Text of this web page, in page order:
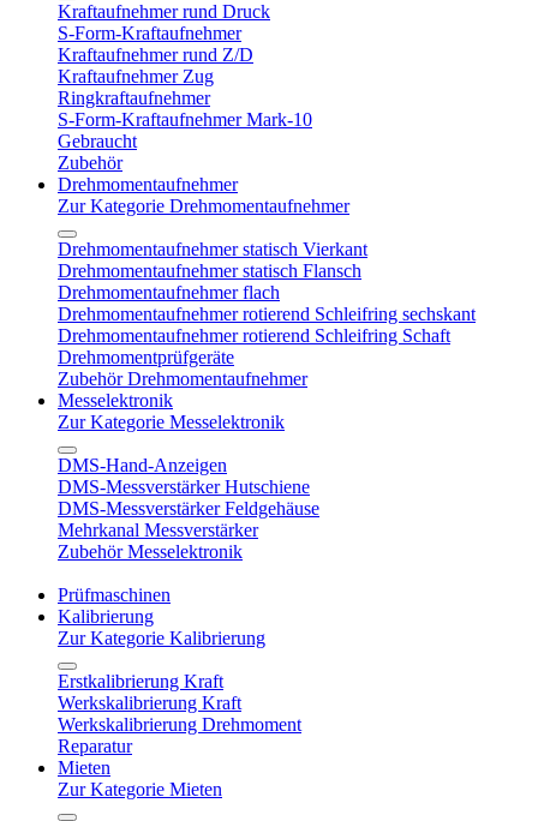
Kraftaufnehmer rund Druck
S-Form-Kraftaufnehmer
Kraftaufnehmer rund Z/D
Kraftaufnehmer Zug
Ringkraftaufnehmer
S-Form-Kraftaufnehmer Mark-10
Gebraucht
Zubehör
Drehmomentaufnehmer
Zur Kategorie Drehmomentaufnehmer
Drehmomentaufnehmer statisch Vierkant
Drehmomentaufnehmer statisch Flansch
Drehmomentaufnehmer flach
Drehmomentaufnehmer rotierend Schleifring sechskant
Drehmomentaufnehmer rotierend Schleifring Schaft
Drehmomentprüfgeräte
Zubehör Drehmomentaufnehmer
Messelektronik
Zur Kategorie Messelektronik
DMS-Hand-Anzeigen
DMS-Messverstärker Hutschiene
DMS-Messverstärker Feldgehäuse
Mehrkanal Messverstärker
Zubehör Messelektronik
Prüfmaschinen
Kalibrierung
Zur Kategorie Kalibrierung
Erstkalibrierung Kraft
Werkskalibrierung Kraft
Werkskalibrierung Drehmoment
Reparatur
Mieten
Zur Kategorie Mieten